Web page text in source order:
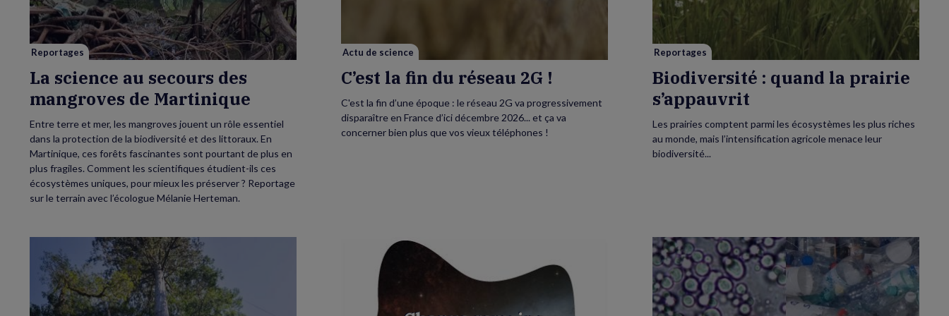
des
mangroves
de
Martinique
Reportages
La science au secours des
mangroves de Martinique
Entre terre et mer, les mangroves jouent un rôle essentiel
dans la protection de la biodiversité et des littoraux. En
Martinique, ces forêts fascinantes sont pourtant de plus en
plus fragiles. Comment les scientifiques étudient-ils ces
écosystèmes uniques, pour mieux les préserver ? Reportage
sur le terrain avec l’écologue Mélanie Herteman.
Actu de science
C’est la fin du réseau 2G !
C'est la fin d’une époque : le réseau 2G va progressivement
disparaître en France d’ici décembre 2026... et ça va
concerner bien plus que vos vieux téléphones !
s’appauvrit
Reportages
Biodiversité : quand la prairie
s’appauvrit
Les prairies comptent parmi les écosystèmes les plus riches
au monde, mais l’intensification agricole menace leur
biodiversité...